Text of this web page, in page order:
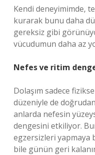
Kendi deneyimimde,
kurarak bunu daha
gereksiz gibi
vücudumun daha az
Nefes ve ritim
Dolaşım sadece
düzeniyle de
anlarda nefesin
dengesini etkiliyor.
egzersizleri yapmaya
bile günün geri